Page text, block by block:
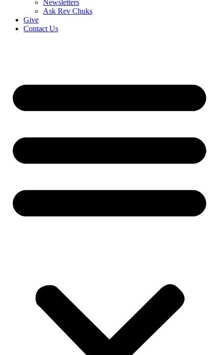
Newsletters
Ask Rev Chuks
Give
Contact Us